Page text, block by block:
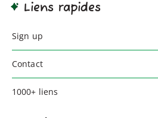
Liens rapides
Sign up
Contact
1000+ liens